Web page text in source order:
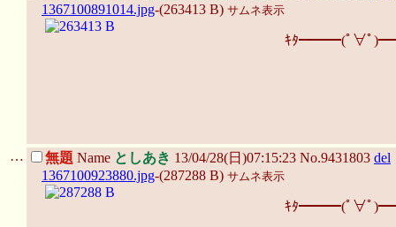
1367100891014.jpg-(263413 B) サムネ表示
ｷﾀ━━━(ﾟ∀ﾟ
… 無題 Name としあき 13/04/28(日)07:15:23 No.9431803 del
1367100923880.jpg-(287288 B) サムネ表示
ｷﾀ━━━(ﾟ∀ﾟ